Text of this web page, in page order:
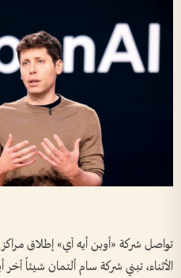
تواصل شركة «أوبن أيه آي» إطلاق
الأثناء، تبني شركة سام ألتمان شيئاً آخر